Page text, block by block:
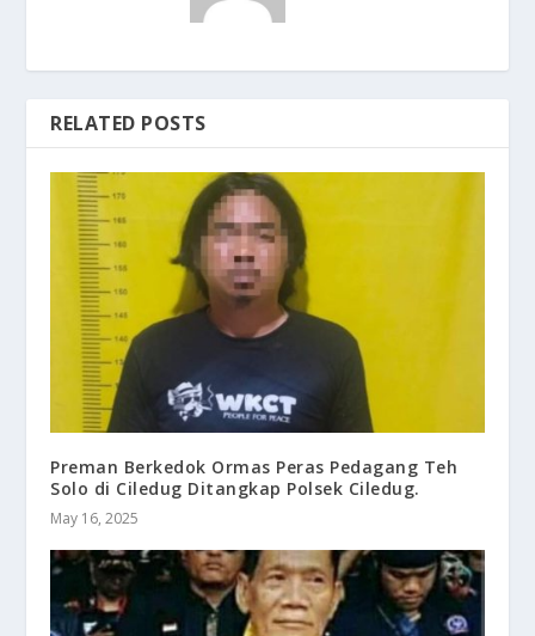
RELATED POSTS
Preman Berkedok Ormas Peras Pedagang Teh
Solo di Ciledug Ditangkap Polsek Ciledug.
May 16, 2025